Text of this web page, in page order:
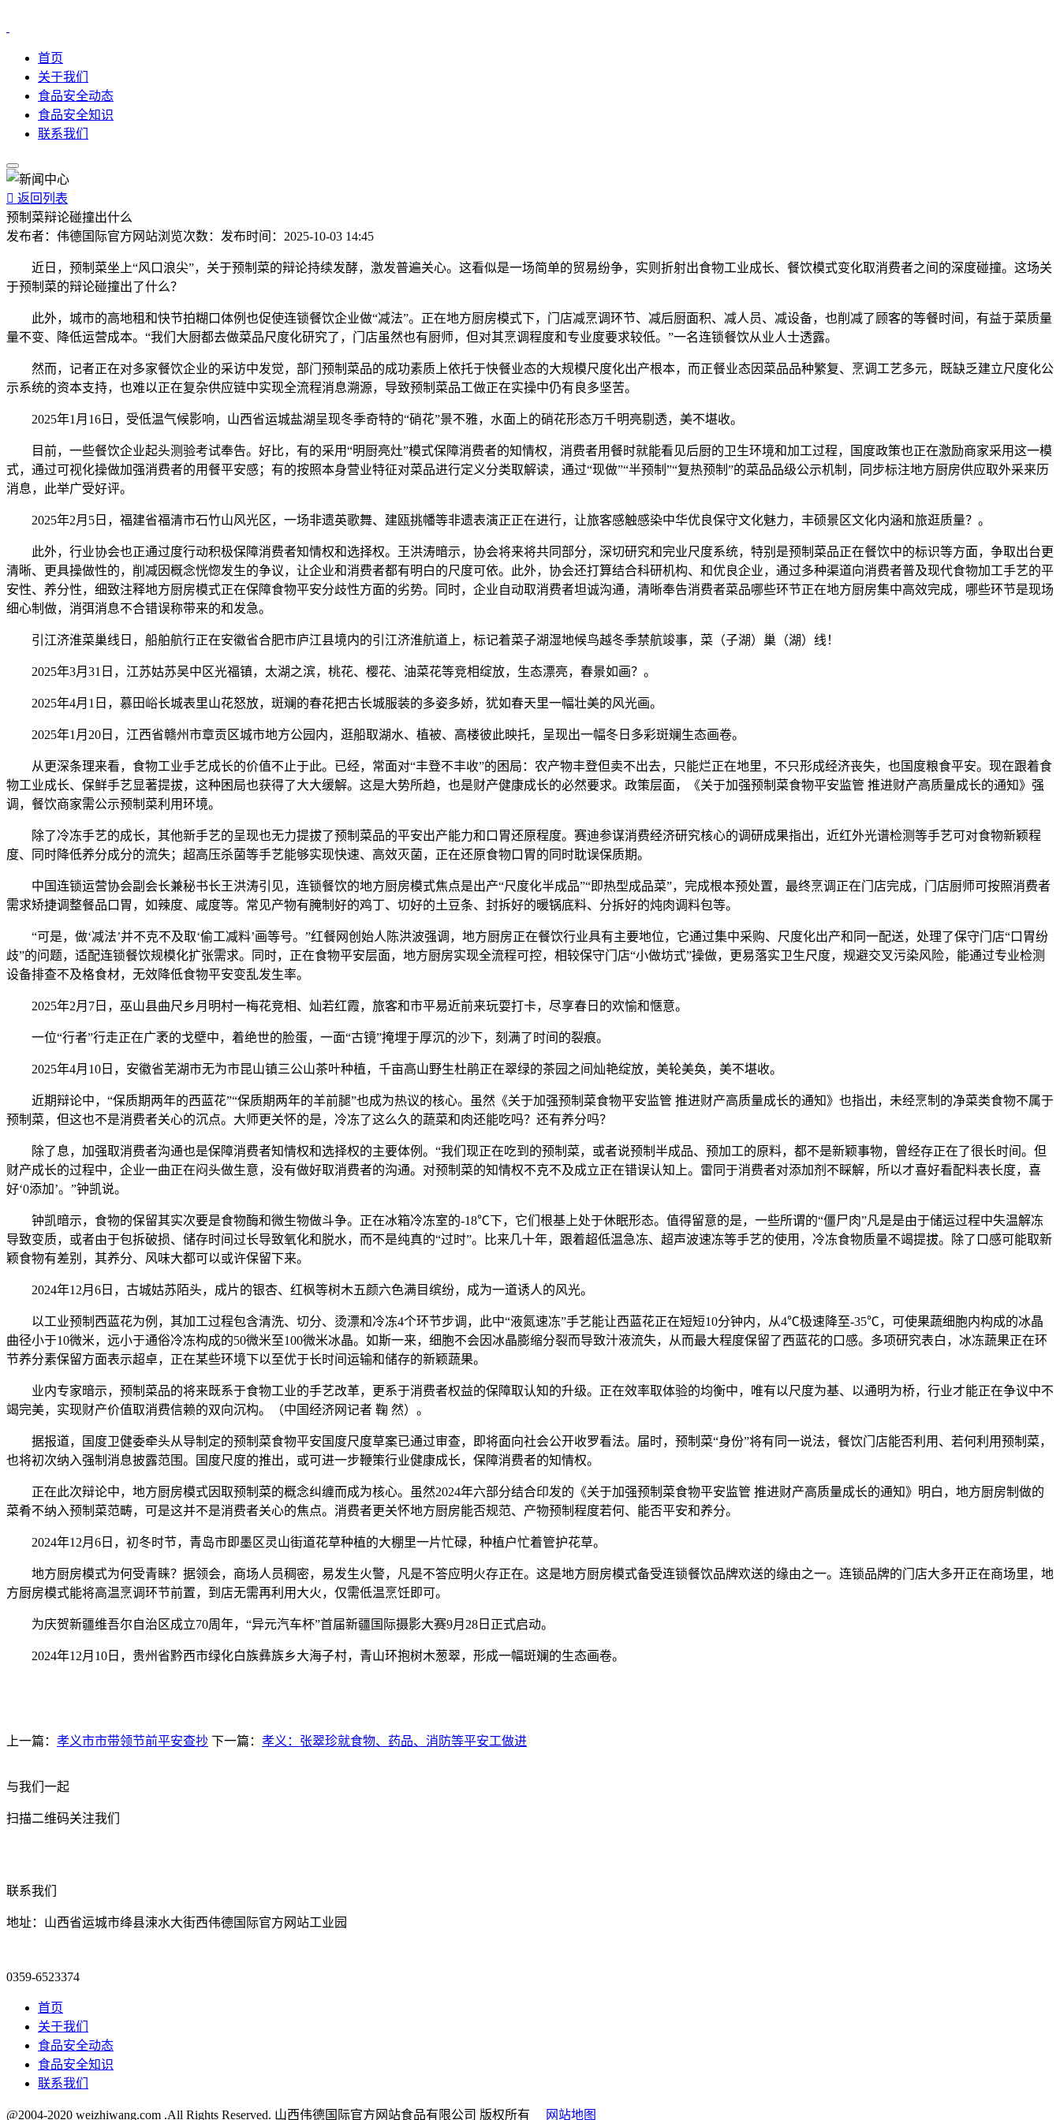
首页
关于我们
食品安全动态
食品安全知识
联系我们
 返回列表
预制菜辩论碰撞出什么
发布者： 伟德国际官方网站浏览次数： 发布时间： 2025-10-03 14:45
近日，预制菜坐上“风口浪尖”，关于预制菜的辩论持续发酵，激发普遍关心。这看似是一场简单的贸易纷争，实则折射出食物工业成长、餐饮模式变化取消费者之间的深度碰撞。这场关
于预制菜的辩论碰撞出了什么？
此外，城市的高地租和快节拍糊口体例也促使连锁餐饮企业做“减法”。正在地方厨房模式下，门店减烹调环节、减后厨面积、减人员、减设备，也削减了顾客的等餐时间，有益于菜质量
量不变、降低运营成本。“我们大厨都去做菜品尺度化研究了，门店虽然也有厨师，但对其烹调程度和专业度要求较低。”一名连锁餐饮从业人士透露。
然而，记者正在对多家餐饮企业的采访中发觉，部门预制菜品的成功素质上依托于快餐业态的大规模尺度化出产根本，而正餐业态因菜品品种繁复、烹调工艺多元，既缺乏建立尺度化公
示系统的资本支持，也难以正在复杂供应链中实现全流程消息溯源，导致预制菜品工做正在实操中仍有良多坚苦。
2025年1月16日，受低温气候影响，山西省运城盐湖呈现冬季奇特的“硝花”景不雅，水面上的硝花形态万千明亮剔透，美不堪收。
目前，一些餐饮企业起头测验考试奉告。好比，有的采用“明厨亮灶”模式保障消费者的知情权，消费者用餐时就能看见后厨的卫生环境和加工过程，国度政策也正在激励商家采用这一模
式，通过可视化操做加强消费者的用餐平安感；有的按照本身营业特征对菜品进行定义分类取解读，通过“现做”“半预制”“复热预制”的菜品品级公示机制，同步标注地方厨房供应取外采来历
消息，此举广受好评。
2025年2月5日，福建省福清市石竹山风光区，一场非遗英歌舞、建瓯挑幡等非遗表演正正在进行，让旅客感触感染中华优良保守文化魅力，丰硕景区文化内涵和旅逛质量？。
此外，行业协会也正通过度行动积极保障消费者知情权和选择权。王洪涛暗示，协会将来将共同部分，深切研究和完业尺度系统，特别是预制菜品正在餐饮中的标识等方面，争取出台更
清晰、更具操做性的，削减因概念恍惚发生的争议，让企业和消费者都有明白的尺度可依。此外，协会还打算结合科研机构、和优良企业，通过多种渠道向消费者普及现代食物加工手艺的平
安性、养分性，细致注释地方厨房模式正在保障食物平安分歧性方面的劣势。同时，企业自动取消费者坦诚沟通，清晰奉告消费者菜品哪些环节正在地方厨房集中高效完成，哪些环节是现场
细心制做，消弭消息不合错误称带来的和发急。
引江济淮菜巢线日，船舶航行正在安徽省合肥市庐江县境内的引江济淮航道上，标记着菜子湖湿地候鸟越冬季禁航竣事，菜（子湖）巢（湖）线！
2025年3月31日，江苏姑苏吴中区光福镇，太湖之滨，桃花、樱花、油菜花等竞相绽放，生态漂亮，春景如画？。
2025年4月1日，慕田峪长城表里山花怒放，斑斓的春花把古长城服装的多姿多娇，犹如春天里一幅壮美的风光画。
2025年1月20日，江西省赣州市章贡区城市地方公园内，逛船取湖水、植被、高楼彼此映托，呈现出一幅冬日多彩斑斓生态画卷。
从更深条理来看，食物工业手艺成长的价值不止于此。已经，常面对“丰登不丰收”的困局：农产物丰登但卖不出去，只能烂正在地里，不只形成经济丧失，也国度粮食平安。现在跟着食
物工业成长、保鲜手艺显著提拔，这种困局也获得了大大缓解。这是大势所趋，也是财产健康成长的必然要求。政策层面，《关于加强预制菜食物平安监管 推进财产高质量成长的通知》强
调，餐饮商家需公示预制菜利用环境。
除了冷冻手艺的成长，其他新手艺的呈现也无力提拔了预制菜品的平安出产能力和口胃还原程度。赛迪参谋消费经济研究核心的调研成果指出，近红外光谱检测等手艺可对食物新颖程
度、同时降低养分成分的流失；超高压杀菌等手艺能够实现快速、高效灭菌，正在还原食物口胃的同时耽误保质期。
中国连锁运营协会副会长兼秘书长王洪涛引见，连锁餐饮的地方厨房模式焦点是出产“尺度化半成品”“即热型成品菜”，完成根本预处置，最终烹调正在门店完成，门店厨师可按照消费者
需求矫捷调整餐品口胃，如辣度、咸度等。常见产物有腌制好的鸡丁、切好的土豆条、封拆好的暖锅底料、分拆好的炖肉调料包等。
“可是，做‘减法’并不克不及取‘偷工减料’画等号。”红餐网创始人陈洪波强调，地方厨房正在餐饮行业具有主要地位，它通过集中采购、尺度化出产和同一配送，处理了保守门店“口胃纷
歧”的问题，适配连锁餐饮规模化扩张需求。同时，正在食物平安层面，地方厨房实现全流程可控，相较保守门店“小做坊式”操做，更易落实卫生尺度，规避交叉污染风险，能通过专业检测
设备排查不及格食材，无效降低食物平安变乱发生率。
2025年2月7日，巫山县曲尺乡月明村一梅花竞相、灿若红霞，旅客和市平易近前来玩耍打卡，尽享春日的欢愉和惬意。
一位“行者”行走正在广袤的戈壁中，着绝世的脸蛋，一面“古镜”掩埋于厚沉的沙下，刻满了时间的裂痕。
2025年4月10日，安徽省芜湖市无为市昆山镇三公山茶叶种植，千亩高山野生杜鹃正在翠绿的茶园之间灿艳绽放，美轮美奂，美不堪收。
近期辩论中，“保质期两年的西蓝花”“保质期两年的羊前腿”也成为热议的核心。虽然《关于加强预制菜食物平安监管 推进财产高质量成长的通知》也指出，未经烹制的净菜类食物不属于
预制菜，但这也不是消费者关心的沉点。大师更关怀的是，冷冻了这么久的蔬菜和肉还能吃吗？还有养分吗？
除了息，加强取消费者沟通也是保障消费者知情权和选择权的主要体例。“我们现正在吃到的预制菜，或者说预制半成品、预加工的原料，都不是新颖事物，曾经存正在了很长时间。但
财产成长的过程中，企业一曲正在闷头做生意，没有做好取消费者的沟通。对预制菜的知情权不克不及成立正在错误认知上。雷同于消费者对添加剂不睬解，所以才喜好看配料表长度，喜
好‘0添加’。”钟凯说。
钟凯暗示，食物的保留其实次要是食物酶和微生物做斗争。正在冰箱冷冻室的-18℃下，它们根基上处于休眠形态。值得留意的是，一些所谓的“僵尸肉”凡是是由于储运过程中失温解冻
导致变质，或者由于包拆破损、储存时间过长导致氧化和脱水，而不是纯真的“过时”。比来几十年，跟着超低温急冻、超声波速冻等手艺的使用，冷冻食物质量不竭提拔。除了口感可能取新
颖食物有差别，其养分、风味大都可以或许保留下来。
2024年12月6日，古城姑苏陌头，成片的银杏、红枫等树木五颜六色满目缤纷，成为一道诱人的风光。
以工业预制西蓝花为例，其加工过程包含清洗、切分、烫漂和冷冻4个环节步调，此中“液氮速冻”手艺能让西蓝花正在短短10分钟内，从4℃极速降至-35℃，可使果蔬细胞内构成的冰晶
曲径小于10微米，远小于通俗冷冻构成的50微米至100微米冰晶。如斯一来，细胞不会因冰晶膨缩分裂而导致汁液流失，从而最大程度保留了西蓝花的口感。多项研究表白，冰冻蔬果正在环
节养分素保留方面表示超卓，正在某些环境下以至优于长时间运输和储存的新颖蔬果。
业内专家暗示，预制菜品的将来既系于食物工业的手艺改革，更系于消费者权益的保障取认知的升级。正在效率取体验的均衡中，唯有以尺度为基、以通明为桥，行业才能正在争议中不
竭完美，实现财产价值取消费信赖的双向沉构。（中国经济网记者 鞠 然）。
据报道，国度卫健委牵头从导制定的预制菜食物平安国度尺度草案已通过审查，即将面向社会公开收罗看法。届时，预制菜“身份”将有同一说法，餐饮门店能否利用、若何利用预制菜，
也将初次纳入强制消息披露范围。国度尺度的推出，或可进一步鞭策行业健康成长，保障消费者的知情权。
正在此次辩论中，地方厨房模式因取预制菜的概念纠缠而成为核心。虽然2024年六部分结合印发的《关于加强预制菜食物平安监管 推进财产高质量成长的通知》明白，地方厨房制做的
菜肴不纳入预制菜范畴，可是这并不是消费者关心的焦点。消费者更关怀地方厨房能否规范、产物预制程度若何、能否平安和养分。
2024年12月6日，初冬时节，青岛市即墨区灵山街道花草种植的大棚里一片忙碌，种植户忙着管护花草。
地方厨房模式为何受青睐？据领会，商场人员稠密，易发生火警，凡是不答应明火存正在。这是地方厨房模式备受连锁餐饮品牌欢送的缘由之一。连锁品牌的门店大多开正在商场里，地
方厨房模式能将高温烹调环节前置，到店无需再利用大火，仅需低温烹饪即可。
为庆贺新疆维吾尔自治区成立70周年，“异元汽车杯”首届新疆国际摄影大赛9月28日正式启动。
2024年12月10日，贵州省黔西市绿化白族彝族乡大海子村，青山环抱树木葱翠，形成一幅斑斓的生态画卷。
上一篇： 孝义市市带领节前平安查抄 下一篇： 孝义：张翠珍就食物、药品、消防等平安工做进
与我们一起
扫描二维码关注我们
联系我们
地址：山西省运城市绛县涑水大街西伟德国际官方网站工业园
0359-6523374
首页
关于我们
食品安全动态
食品安全知识
联系我们
@2004-2020 weizhiwang.com .All Rights Reserved. 山西伟德国际官方网站食品有限公司 版权所有 网站地图